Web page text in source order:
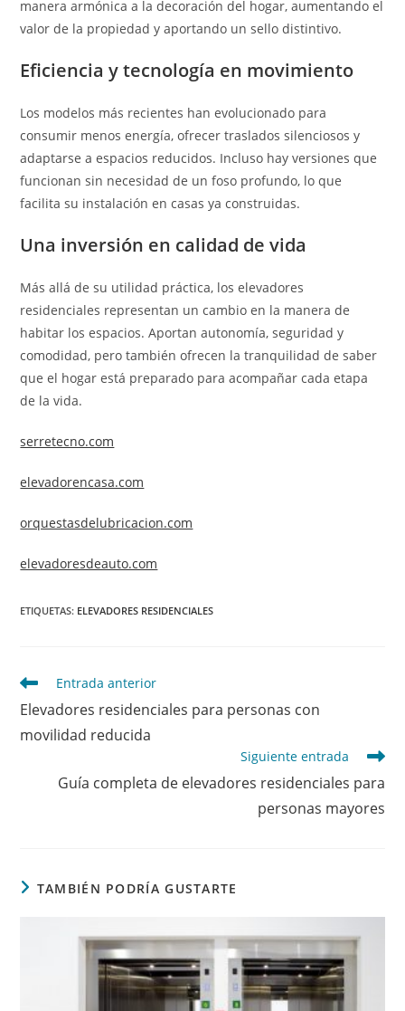
manera armónica a la decoración del hogar, aumentando el
valor de la propiedad y aportando un sello distintivo.
Eficiencia y tecnología en movimiento
Los modelos más recientes han evolucionado para
consumir menos energía, ofrecer traslados silenciosos y
adaptarse a espacios reducidos. Incluso hay versiones que
funcionan sin necesidad de un foso profundo, lo que
facilita su instalación en casas ya construidas.
Una inversión en calidad de vida
Más allá de su utilidad práctica, los elevadores
residenciales representan un cambio en la manera de
habitar los espacios. Aportan autonomía, seguridad y
comodidad, pero también ofrecen la tranquilidad de saber
que el hogar está preparado para acompañar cada etapa
de la vida.
serretecno.com
elevadorencasa.com
orquestasdelubricacion.com
elevadoresdeauto.com
ETIQUETAS: ELEVADORES RESIDENCIALES
Leer
más
artículos
Entrada anterior
Elevadores residenciales para personas con
movilidad reducida
Siguiente entrada
Guía completa de elevadores residenciales para
personas mayores
TAMBIÉN PODRÍA GUSTARTE